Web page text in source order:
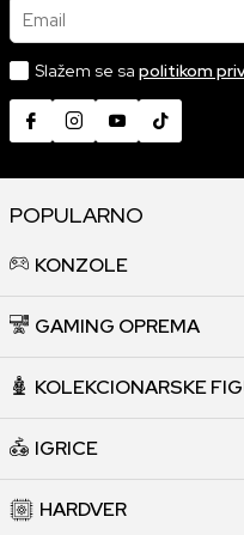
Email
Slažem se sa politikom
POPULARNO
KONZOLE
GAMING OPREMA
KOLEKCIONARSKE
IGRICE
HARDVER